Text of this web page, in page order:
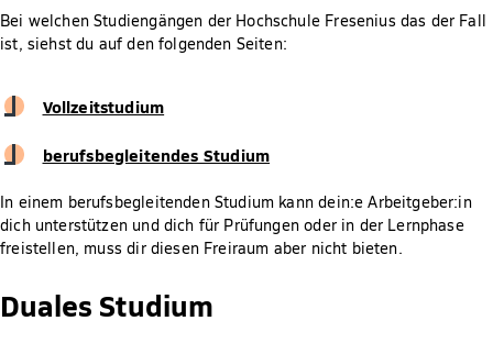
Bei welchen Studiengängen der Hochschule Fresenius das der Fall
ist, siehst du auf den folgenden Seiten:
Vollzeitstudium
berufsbegleitendes Studium
In einem berufsbegleitenden Studium kann dein:e Arbeitgeber:in
dich unterstützen und dich für Prüfungen oder in der Lernphase
freistellen, muss dir diesen Freiraum aber nicht bieten.
Duales Studium